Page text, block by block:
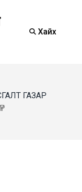
Хайх
ГАЗАР